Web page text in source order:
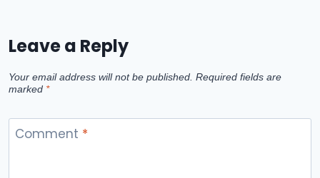
Leave a Reply
Your email address will not be published. Required fields are
marked *
Comment *